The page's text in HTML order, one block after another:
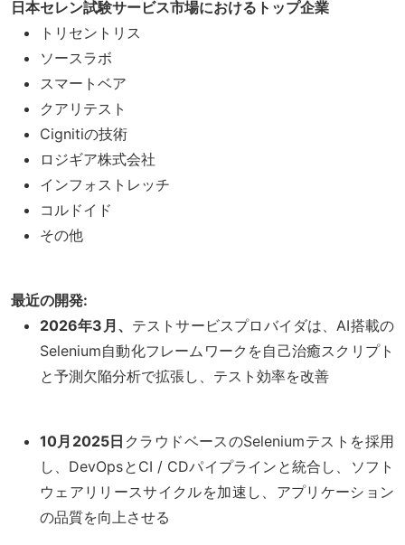
日本セレン試験サービス市場におけるトップ企業
トリセントリス
ソースラボ
スマートベア
クアリテスト
Cignitiの技術
ロジギア株式会社
インフォストレッチ
コルドイド
その他
最近の開発:
2026年3月、 テストサービスプロバイダは、AI搭載の
Selenium自動化フレームワークを自己治癒スクリプト
と予測欠陥分析で拡張し、テスト効率を改善
10月2025日 クラウドベースのSeleniumテストを採用
し、DevOpsとCI / CDパイプラインと統合し、ソフト
ウェアリリースサイクルを加速し、アプリケーション
の品質を向上させる